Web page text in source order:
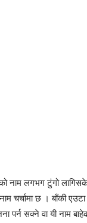
नाम लगभग टुंगो
चर्चामा छ । बाँकी
पर्न सक्ने वा यी नाम